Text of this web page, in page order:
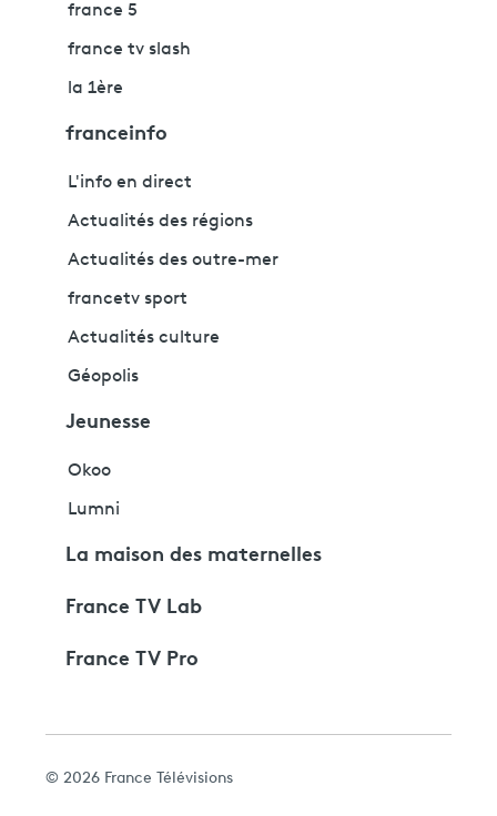
france 5
france tv slash
la 1ère
franceinfo
L'info en direct
Actualités des régions
Actualités des outre-mer
francetv sport
Actualités culture
Géopolis
Jeunesse
Okoo
Lumni
La maison des maternelles
France TV Lab
France TV Pro
© 2026 France Télévisions